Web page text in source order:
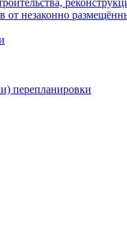
незаконно
перепланировки